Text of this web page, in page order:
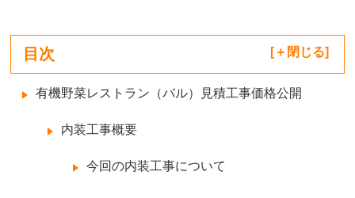
目次 [ 閉じる]
有機野菜レストラン（バル）見積工事価格公開
内装工事概要
今回の内装工事について